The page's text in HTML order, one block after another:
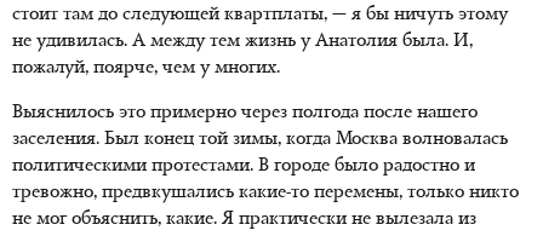
стоит там до следующей квартплаты, — я бы ничуть этому
не удивилась. А между тем жизнь у Анатолия была. И,
пожалуй, поярче, чем у многих.
Выяснилось это примерно через полгода после нашего
заселения. Был конец той зимы, когда Москва волновалась
политическими протестами. В городе было радостно и
тревожно, предвкушались какие-то перемены, только никто
не мог объяснить, какие. Я практически не вылезала из